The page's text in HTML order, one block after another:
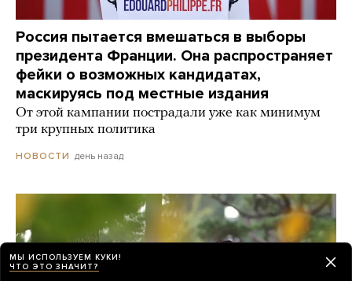
Россия пытается вмешаться в выборы
президента Франции. Она распространяет
фейки о возможных кандидатах,
маскируясь под местные издания
От этой кампании пострадали уже как минимум
три крупных политика
НОВОСТИ день назад
МЫ ИСПОЛЬЗУЕМ КУКИ!
ЧТО ЭТО ЗНАЧИТ?